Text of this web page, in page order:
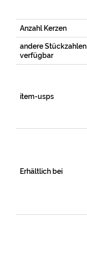
Anzahl Kerzen
andere Stückzahlen
verfügbar
item-usps
Erhältlich bei